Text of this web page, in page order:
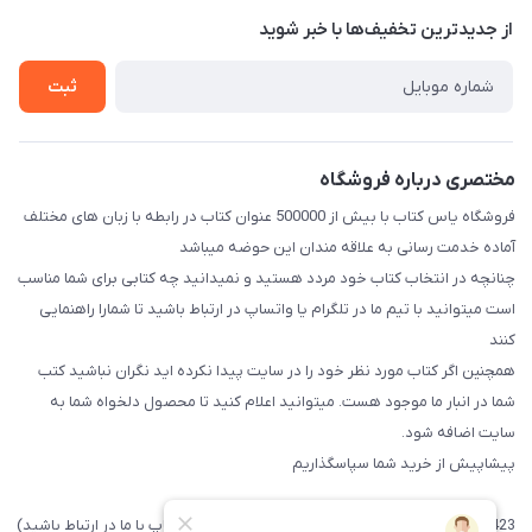
درباره ما
راهنما
از جدید‌ترین تخفیف‌ها با‌ خبر شوید
ثبت
مختصری درباره فروشگاه
فروشگاه یاس کتاب با بیش از 500000 عنوان کتاب در رابطه با زبان های مختلف
آماده خدمت رسانی به علاقه مندان این حوضه میباشد
چنانچه در انتخاب کتاب خود مردد هستید و نمیدانید چه کتابی برای شما مناسب
است میتوانید با تیم ما در تلگرام یا واتساپ در ارتباط باشید تا شما‌را راهنمایی
کنند
همچنین اگر کتاب مورد نظر خود را در سایت پیدا نکرده اید نگران نباشید کتب
شما در انبار ما موجود هست. میتوانید اعلام کنید تا محصول دلخواه شما به
سایت اضافه شود.
پیشاپیش از خرید شما سپاسگذاریم
09371742423 (لطفا فقط پیامک داده و یا از طریق واتساپ با ما در ارتباط باشید)